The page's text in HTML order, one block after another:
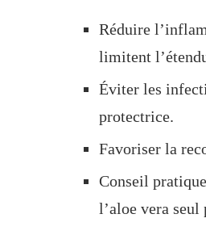
Réduire
limitent
Éviter les
protectrice.
Favoriser la
Conseil
l’aloe vera